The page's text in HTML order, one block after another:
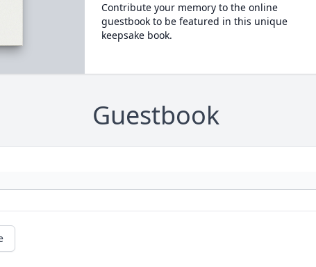
Contribute your memory to the online
guestbook to be featured in this unique
keepsake book.
Guestbook